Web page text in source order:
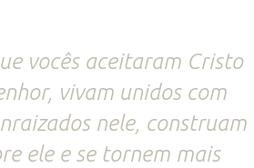
vocês aceitaram Cristo
vivam unidos com
nele, construam
ele e se tornem mais